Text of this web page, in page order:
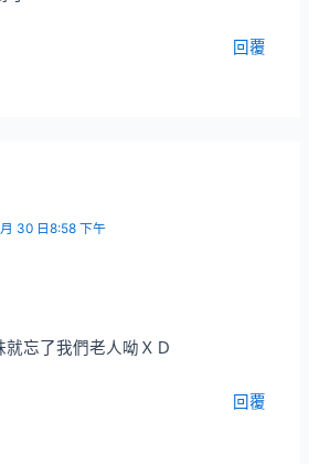
回覆
30 日8:58 下午
忘了我們老人呦ＸＤ
回覆